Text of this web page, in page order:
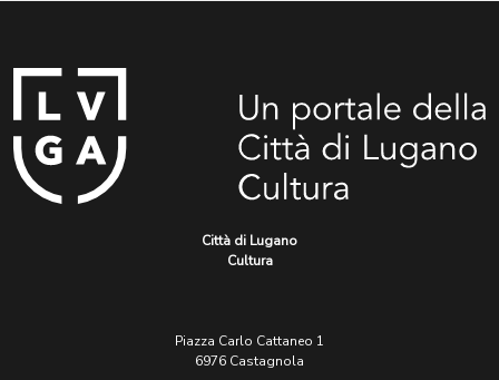
Città di Lugano
Cultura
Piazza Carlo Cattaneo 1
6976 Castagnola